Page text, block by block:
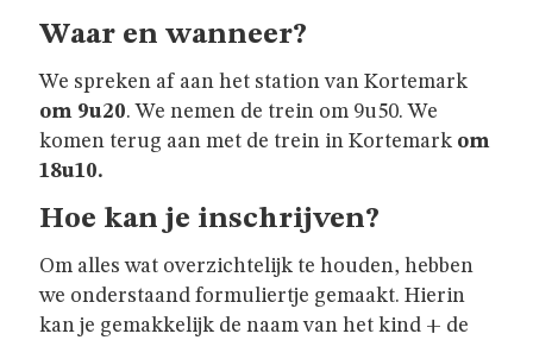
GIVERS
JINS
INSCHRIJVEN
Waar en wanneer?
We spreken af aan het station van Kortemark
om 9u20. We nemen de trein om 9u50. We
komen terug aan met de trein in Kortemark om
18u10.
Hoe kan je inschrijven?
Om alles wat overzichtelijk te houden, hebben
we onderstaand formuliertje gemaakt. Hierin
kan je gemakkelijk de naam van het kind + de